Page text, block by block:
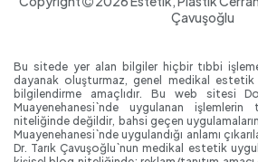
Çavuşoğlu
Bu sitede yer alan bilgiler hiçbir tıbbi
dayanak oluşturmaz, genel medikal estetik
bilgilendirme amaçlıdır. Bu web sitesi
Muayenehanesi`nde uygulanan işlemlerin
niteliğinde değildir, bahsi geçen
Muayenehanesi`nde uygulandığı anlamı
Dr. Tarık Çavuşoğlu`nun medikal estetik